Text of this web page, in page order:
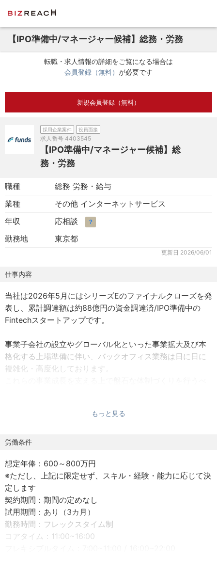
【IPO準備中/マネージャー候補】総務・労務
転職・求人情報の詳細をご覧になる場合は
会員登録（無料） が必要です
新規会員登録（無料）
採用企業案件 役員面接
求人番号 4403545
【IPO準備中/マネージャー候補】総
務・労務
職種
総務 労務・給与
業種
その他 インターネットサービス
年収
応相談 ？
勤務地 東京都
更新日 2026/06/01
仕事内容
当社は2026年5月にはシリーズEのファイナルクローズを発
表し、累計調達額は約88億円の資金調達済/IPO準備中の
Fintechスタートアップです。
事業子会社の設立やグローバル化といった事業拡大及び本
格化する上場準備に伴い、バックオフィス業務は日に日に
複雑化・高度化しております。
【総務関連】※実務及びメンバーマネジメントの双方をご担
・取締役会、株主総会の運営に関する業務全般
・株式事務、新株予約権の管理業務
・子会社管理に関する業務
・社内規程類の管理、社内決裁関連業務
・契約書類管理・代表印・電子署名管理業務
・商標等知的財産管理等に関する業務
・ファシリティ関連業務
もっと見る
労働条件
想定年俸：600～800万円
※ただし、上記に限定せず、スキル・経験・能力に応じて決
定します
契約期間：期間の定めなし
試用期間：あり（3カ月）
勤務時間：フレックスタイム制
コアタイム：11:00~16:00